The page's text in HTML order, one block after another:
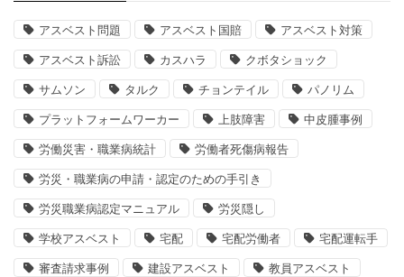
アスベスト問題 アスベスト国賠 アスベスト対策
アスベスト訴訟 カスハラ クボタショック
サムソン タルク チョンテイル パノリム
プラットフォームワーカー 上肢障害 中皮腫事例
労働災害・職業病統計 労働者死傷病報告
労災・職業病の申請・認定のための手引き
労災職業病認定マニュアル 労災隠し
学校アスベスト 宅配 宅配労働者 宅配運転手
審査請求事例 建設アスベスト 教員アスベスト